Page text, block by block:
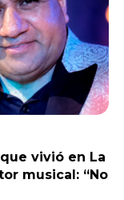
vivió en La
musical: “No